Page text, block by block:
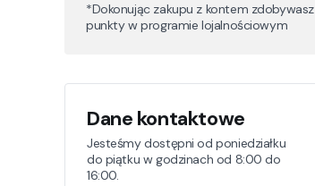
*Dokonując zakupu z kontem zdobywasz
punkty w programie lojalnościowym
Dane kontaktowe
Jesteśmy dostępni od poniedziałku
do piątku w godzinach od 8:00 do
16:00.